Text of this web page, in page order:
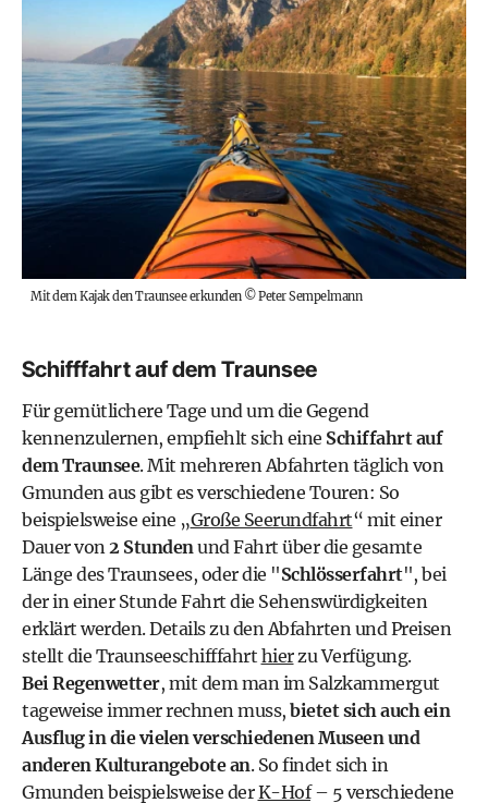
Mit dem Kajak den Traunsee erkunden©Peter Sempelmann
Schifffahrt auf dem Traunsee
Für gemütlichere Tage und um die Gegend
kennenzulernen, empfiehlt sich eine Schiffahrt auf
dem Traunsee. Mit mehreren Abfahrten täglich von
Gmunden aus gibt es verschiedene Touren: So
beispielsweise eine „Große Seerundfahrt“ mit einer
Dauer von2 Stundenund Fahrt über die gesamte
Länge des Traunsees, oder die "Schlösserfahrt", bei
der in einer Stunde Fahrt die Sehenswürdigkeiten
erklärt werden. Details zu den Abfahrten und Preisen
stellt die Traunseeschifffahrt hierzu Verfügung.
Bei Regenwetter, mit dem man im Salzkammergut
tageweise immer rechnen muss, bietet sich auch ein
Ausflug in die vielen verschiedenen Museen und
anderen Kulturangebote an. So findet sich in
Gmunden beispielsweise derK-Hof– 5 verschiedene